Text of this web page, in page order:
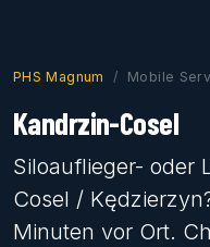
PHS Magnum Mobile
Kandrzin-Cosel
Siloauflieger- oder
Cosel /
Minuten vor Ort.